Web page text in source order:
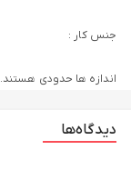
اندازه ها حدودی هستند.
دیدگاه‌ها